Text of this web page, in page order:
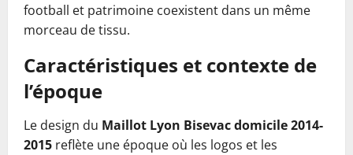
football et patrimoine coexistent dans un même
morceau de tissu.
Caractéristiques et contexte de
l’époque
Le design du Maillot Lyon Bisevac domicile 2014-
2015 reflète une époque où les logos et les